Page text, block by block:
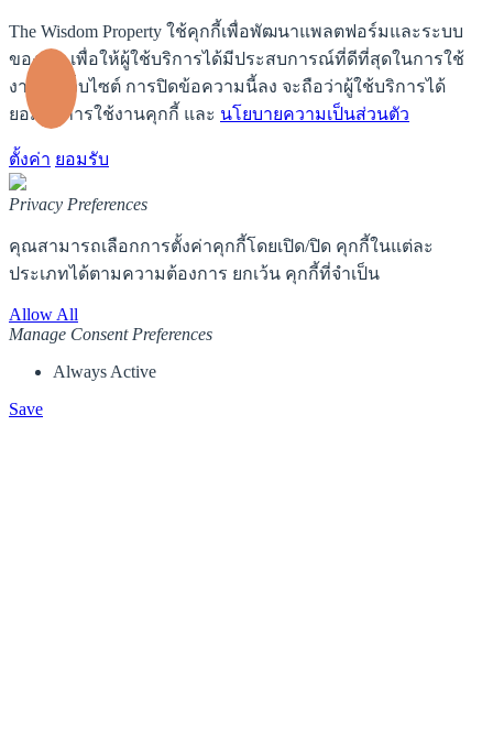
The Wisdom Property ใช้คุกกี้เพื่อพัฒนาแพลตฟอร์มและระบบ
ของเรา เพื่อให้ผู้ใช้บริการได้มีประสบการณ์ที่ดีที่สุดในการใช้
งานบนเว็บไซต์ การปิดข้อความนี้ลง จะถือว่าผู้ใช้บริการได้
ยอมรับการใช้งานคุกกี้ และ นโยบายความเป็นส่วนตัว
ตั้งค่า ยอมรับ
Privacy Preferences
คุณสามารถเลือกการตั้งค่าคุกกี้โดยเปิด/ปิด คุกกี้ในแต่ละ
ประเภทได้ตามความต้องการ ยกเว้น คุกกี้ที่จำเป็น
Allow All
Manage Consent Preferences
Always Active
Save